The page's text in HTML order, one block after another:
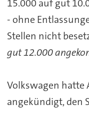
15.000 auf gut
- ohne
Stellen nicht
gut 12.000
Volkswagen hatte
angekündigt, den